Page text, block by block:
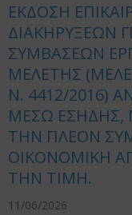
ΕΚΔΟΣΗ
ΔΙΑΚΗΡΥΞΕΩΝ
ΣΥΜΒΑΣΕΩΝ
ΜΕΛΕΤΗΣ
Ν. 4412/2016)
ΜΕΣΩ ΕΣΗΔΗΣ,
ΤΗΝ ΠΛΕΟΝ
ΟΙΚΟΝΟΜΙΚΗ
ΤΗΝ ΤΙΜΗ.
11/06/2026